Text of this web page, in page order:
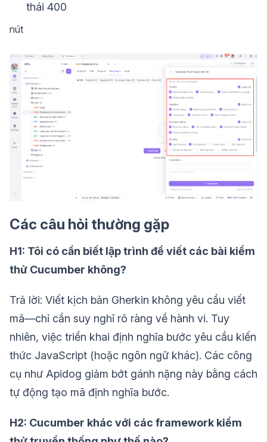
thái 400
nút
Các câu hỏi thường gặp
H1: Tôi có cần biết lập trình để viết các bài kiểm
thử Cucumber không?
Trả lời: Viết kịch bản Gherkin không yêu cầu viết
mã—chỉ cần suy nghĩ rõ ràng về hành vi. Tuy
nhiên, việc triển khai định nghĩa bước yêu cầu kiến
thức JavaScript (hoặc ngôn ngữ khác). Các công
cụ như Apidog giảm bớt gánh nặng này bằng cách
tự động tạo mã định nghĩa bước.
H2: Cucumber khác với các framework kiểm